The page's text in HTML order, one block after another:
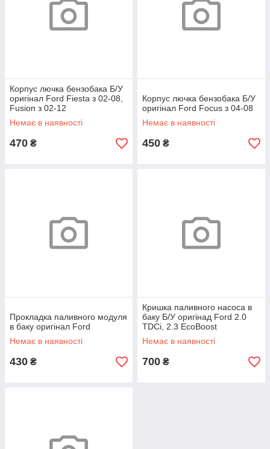
Корпус лючка бензобака Б/У
оригінал Ford Fiesta з 02-08,
Fusion з 02-12
Немає в наявності
470 ₴
Корпус лючка бензобака Б/У
оригінал Ford Focus з 04-08
Немає в наявності
450 ₴
Прокладка паливного модуля
в баку оригінал Ford
Немає в наявності
430 ₴
Кришка паливного насоса в
баку Б/У оригінад Ford 2.0
TDCi, 2.3 EcoBoost
Немає в наявності
700 ₴